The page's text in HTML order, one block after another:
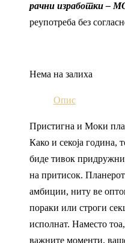
рачни изработки –
реупотреба без
Нема на залиха
Опис
Пристигна и Моки
Како и секоја година,
биде тивок
на притисок.
амбиции, ниту ве
пораки или строги
исполнат. Наместо
важните моменти,